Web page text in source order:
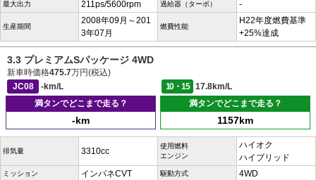
最大出力 211ps/5600rpm 過給器（ターボ） -
生産期間
2008年09月～201
3年07月
燃費性能
H22年度燃費基準
+25%達成
3.3 プレミアムSパッケージ 4WD
新車時価格475.7万円(税込)
JC08
-km/L 10・15
17.8km/L
満タンでどこまで走る？
-km
満タンでどこまで走る？
1157km
排気量 3310cc
使用燃料
エンジン
ハイオク
ハイブリッド
ミッション インパネCVT 駆動方式 4WD